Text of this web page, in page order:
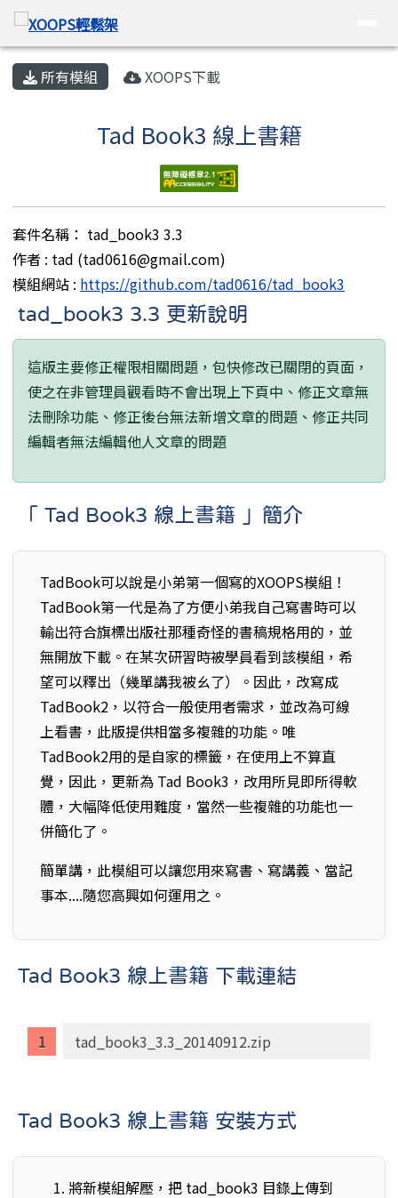
跳至主內容區
XOOPS輕鬆架
導覽列
主內容區域
所有模組 XOOPS下載
Tad Book3 線上書籍
套件名稱： tad_book3 3.3
作者 : tad (tad0616@gmail.com)
模組網站 : https://github.com/tad0616/tad_book3
tad_book3 3.3 更新說明
這版主要修正權限相關問題，包快修改已關閉的頁面，
使之在非管理員觀看時不會出現上下頁中、修正文章無
法刪除功能、修正後台無法新增文章的問題、修正共同
編輯者無法編輯他人文章的問題
「 Tad Book3 線上書籍 」簡介
TadBook可以說是小弟第一個寫的XOOPS模組！
TadBook第一代是為了方便小弟我自己寫書時可以
輸出符合旗標出版社那種奇怪的書稿規格用的，並
無開放下載。在某次研習時被學員看到該模組，希
望可以釋出（幾單講我被ㄠ了）。因此，改寫成
TadBook2，以符合一般使用者需求，並改為可線
上看書，此版提供相當多複雜的功能。唯
TadBook2用的是自家的標籤，在使用上不算直
覺，因此，更新為 Tad Book3，改用所見即所得軟
體，大幅降低使用難度，當然一些複雜的功能也一
併簡化了。
簡單講，此模組可以讓您用來寫書、寫講義、當記
事本....隨您高興如何運用之。
Tad Book3 線上書籍 下載連結
tad_book3_3.3_20140912.zip
Tad Book3 線上書籍 安裝方式
將新模組解壓，把 tad_book3 目錄上傳到
頁尾區域